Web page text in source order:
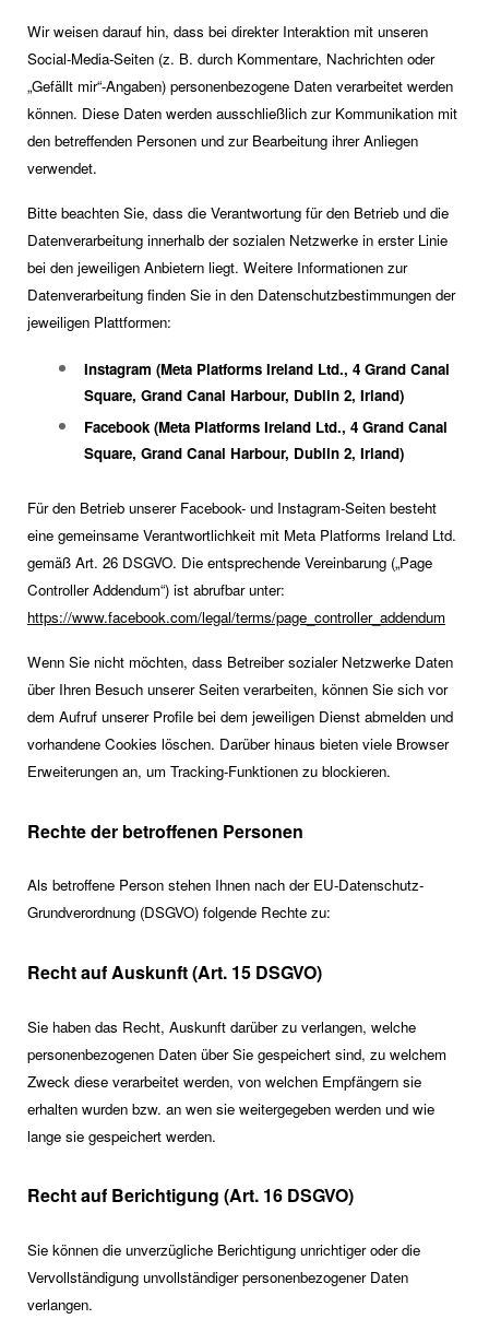
Wir weisen darauf hin, dass bei direkter Interaktion mit unseren
Social-Media-Seiten (z. B. durch Kommentare, Nachrichten oder
„Gefällt mir“-Angaben) personenbezogene Daten verarbeitet werden
können. Diese Daten werden ausschließlich zur Kommunikation mit
den betreffenden Personen und zur Bearbeitung ihrer Anliegen
verwendet.
Bitte beachten Sie, dass die Verantwortung für den Betrieb und die
Datenverarbeitung innerhalb der sozialen Netzwerke in erster Linie
bei den jeweiligen Anbietern liegt. Weitere Informationen zur
Datenverarbeitung finden Sie in den Datenschutzbestimmungen der
jeweiligen Plattformen:
Instagram (Meta Platforms Ireland Ltd., 4 Grand Canal
Square, Grand Canal Harbour, Dublin 2, Irland)
Facebook (Meta Platforms Ireland Ltd., 4 Grand Canal
Square, Grand Canal Harbour, Dublin 2, Irland)
Für den Betrieb unserer Facebook- und Instagram-Seiten besteht
eine gemeinsame Verantwortlichkeit mit Meta Platforms Ireland Ltd.
gemäß Art. 26 DSGVO. Die entsprechende Vereinbarung („Page
Controller Addendum“) ist abrufbar unter:
https://www.facebook.com/legal/terms/page_controller_addendum
Wenn Sie nicht möchten, dass Betreiber sozialer Netzwerke Daten
über Ihren Besuch unserer Seiten verarbeiten, können Sie sich vor
dem Aufruf unserer Profile bei dem jeweiligen Dienst abmelden und
vorhandene Cookies löschen. Darüber hinaus bieten viele Browser
Erweiterungen an, um Tracking-Funktionen zu blockieren.
Rechte der betroffenen Personen
Als betroffene Person stehen Ihnen nach der EU-Datenschutz-
Grundverordnung (DSGVO) folgende Rechte zu:
Recht auf Auskunft (Art. 15 DSGVO)
Sie haben das Recht, Auskunft darüber zu verlangen, welche
personenbezogenen Daten über Sie gespeichert sind, zu welchem
Zweck diese verarbeitet werden, von welchen Empfängern sie
erhalten wurden bzw. an wen sie weitergegeben werden und wie
lange sie gespeichert werden.
Recht auf Berichtigung (Art. 16 DSGVO)
Sie können die unverzügliche Berichtigung unrichtiger oder die
Vervollständigung unvollständiger personenbezogener Daten
verlangen.